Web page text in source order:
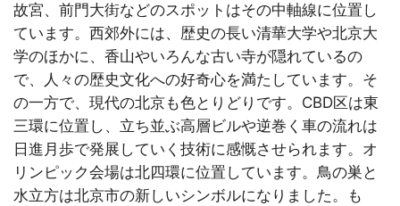
故宮、前門大街などのスポットはその中軸線に位置し
ています。西郊外には、歴史の長い清華大学や北京大
学のほかに、香山やいろんな古い寺が隠れているの
で、人々の歴史文化への好奇心を満たしています。そ
の一方で、現代の北京も色とりどりです。CBD区は東
三環に位置し、立ち並ぶ高層ビルや逆巻く車の流れは
日進月歩で発展していく技術に感慨させられます。オ
リンピック会場は北四環に位置しています。鳥の巣と
水立方は北京市の新しいシンボルになりました。も